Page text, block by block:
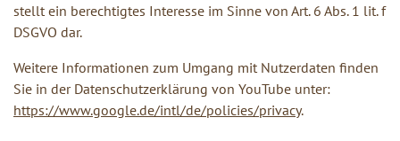
stellt ein berechtigtes Interesse im Sinne von Art. 6 Abs. 1 lit. f
DSGVO dar.
Weitere Informationen zum Umgang mit Nutzerdaten finden
Sie in der Datenschutzerklärung von YouTube unter:
https://www.google.de/intl/de/policies/privacy.